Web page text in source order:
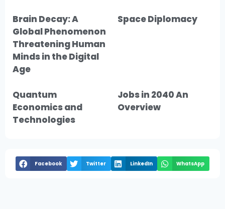
Brain Decay: A
Global Phenomenon
Threatening Human
Minds in the Digital
Age
Space Diplomacy
Quantum
Economics and
Technologies
Jobs in 2040 An
Overview
Facebook Twitter LinkedIn WhatsApp